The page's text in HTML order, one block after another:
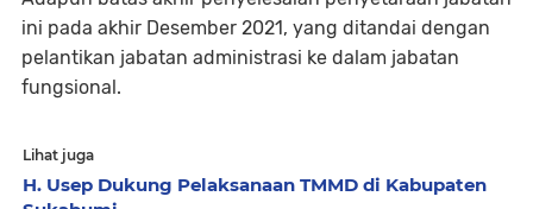
ini pada akhir Desember 2021, yang ditandai dengan
pelantikan jabatan administrasi ke dalam jabatan
fungsional.
Lihat juga
H. Usep Dukung Pelaksanaan TMMD di Kabupaten